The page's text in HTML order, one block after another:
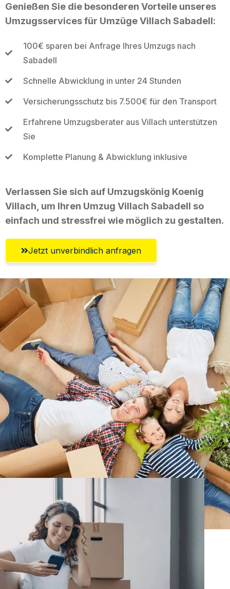
Genießen Sie die besonderen Vorteile unseres
Umzugsservices für Umzüge Villach Sabadell:
100€ sparen bei Anfrage Ihres Umzugs nach
Sabadell
Schnelle Abwicklung in unter 24 Stunden
Versicherungsschutz bis 7.500€ für den Transport
Erfahrene Umzugsberater aus Villach unterstützen
Sie
Komplette Planung & Abwicklung inklusive
Verlassen Sie sich auf Umzugskönig Koenig
Villach, um Ihren Umzug Villach Sabadell so
einfach und stressfrei wie möglich zu gestalten.
Jetzt unverbindlich anfragen